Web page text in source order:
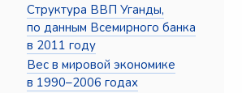
Структура ВВП Уганды,
по данным Всемирного банка
в 2011 году
Вес в мировой экономике
в 1990–2006 годах